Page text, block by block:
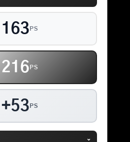
163 PS
216 PS
+53 PS
⌄